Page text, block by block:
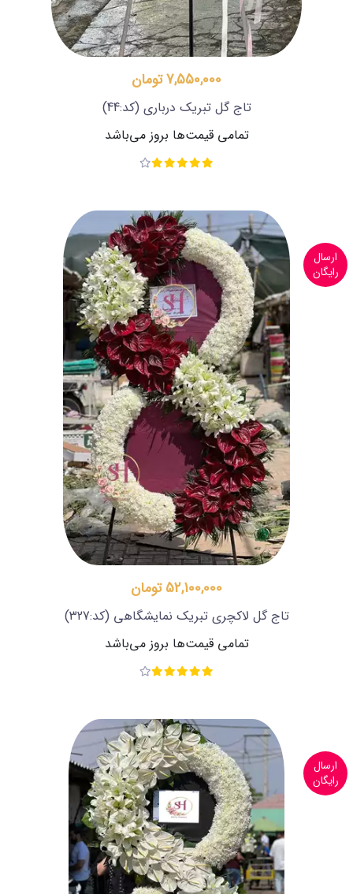
7,550,000 تومان
تاج گل تبریک درباری (کد:44)
تمامی قیمت‌ها بروز می‌باشد
ارسال
رایگان
52,100,000 تومان
تاج گل لاکچری تبریک نمایشگاهی (کد:327)
تمامی قیمت‌ها بروز می‌باشد
ارسال
رایگان